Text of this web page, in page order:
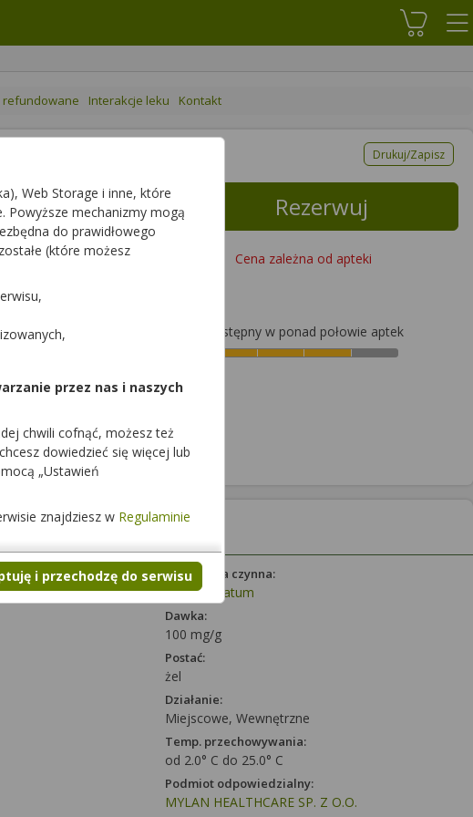
Koszyk
refundowane Interakcje leku Kontakt
Drukuj/Zapisz
Rezerwuj
Cena zależna od apteki
Dostępny w ponad połowie aptek
Substancja czynna:
Etofenamatum
Dawka:
100 mg/g
Postać:
żel
Działanie:
Miejscowe, Wewnętrzne
Temp. przechowywania:
od 2.0° C do 25.0° C
Podmiot odpowiedzialny:
MYLAN HEALTHCARE SP. Z O.O.
Web Storage i inne, które
Powyższe mechanizmy mogą
do prawidłowego
(które możesz
przez nas i naszych
chwili cofnąć, możesz też
dowiedzieć się więcej lub
„Ustawień
znajdziesz w Regulaminie
i przechodzę do serwisu